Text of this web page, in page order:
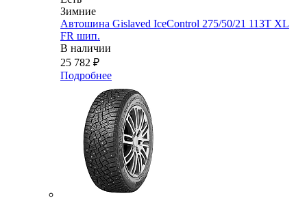
Зимние
Автошина Gislaved IceControl 275/50/21 113T XL
FR шип.
В наличии
25 782 ₽
Подробнее